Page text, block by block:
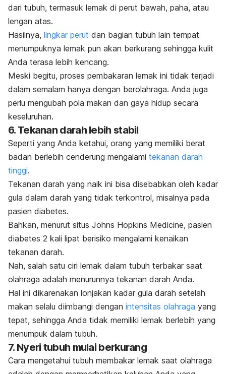
dari tubuh, termasuk lemak di perut bawah, paha, atau
lengan atas.
Hasilnya, lingkar perut dan bagian tubuh lain tempat
menumpuknya lemak pun akan berkurang sehingga kulit
Anda terasa lebih kencang.
Meski begitu, proses pembakaran lemak ini tidak terjadi
dalam semalam hanya dengan berolahraga. Anda juga
perlu mengubah pola makan dan gaya hidup secara
keseluruhan.
6. Tekanan darah lebih stabil
Seperti yang Anda ketahui, orang yang memiliki berat
badan berlebih cenderung mengalami tekanan darah
tinggi.
Tekanan darah yang naik ini bisa disebabkan oleh kadar
gula dalam darah yang tidak terkontrol, misalnya pada
pasien diabetes.
Bahkan, menurut situs Johns Hopkins Medicine, pasien
diabetes 2 kali lipat berisiko mengalami kenaikan
tekanan darah.
Nah, salah satu ciri lemak dalam tubuh terbakar saat
olahraga adalah menurunnya tekanan darah Anda.
Hal ini dikarenakan lonjakan kadar gula darah setelah
makan selalu diimbangi dengan intensitas olahraga yang
tepat, sehingga Anda tidak memiliki lemak berlebih yang
menumpuk dalam tubuh.
7. Nyeri tubuh mulai berkurang
Cara mengetahui tubuh membakar lemak saat olahraga